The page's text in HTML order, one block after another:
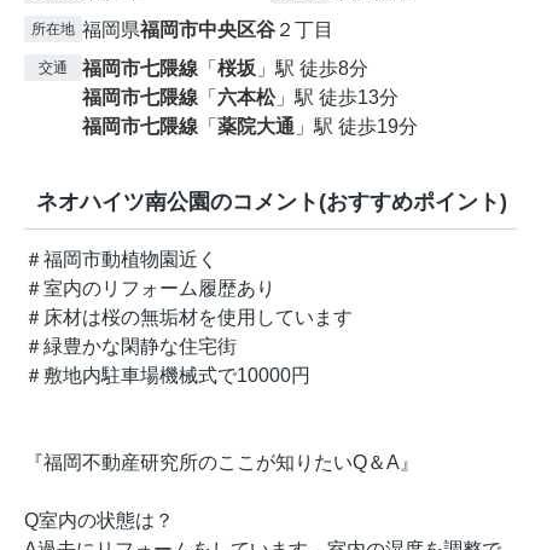
所在地 福岡県福岡市中央区谷 ２丁目
交通 福岡市七隈線 「 桜坂 」駅 徒歩8分
福岡市七隈線 「 六本松」駅 徒歩13分
福岡市七隈線 「 薬院大通 」駅 徒歩19分
ネオハイツ南公園のコメント(おすすめポイント)
＃福岡市動植物園近く
＃室内のリフォーム履歴あり
＃床材は桜の無垢材を使用しています
＃緑豊かな閑静な住宅街
＃敷地内駐車場機械式で10000円
『福岡不動産研究所のここが知りたいQ＆A』
Q室内の状態は？